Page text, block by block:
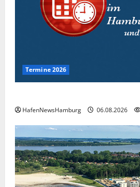
Termine 2026
HafenNewsHamburg 06.08.2026